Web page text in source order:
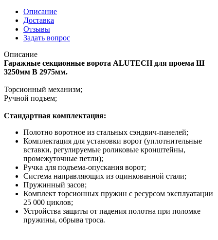
Описание
Доставка
Отзывы
Задать вопрос
Описание
Гаражные секционные ворота ALUTECH для проема Ш
3250мм В 2975мм.
Торсионный механизм;
Ручной подъем;
Стандартная комплектация:
Полотно воротное из стальных сэндвич-панелей;
Комплектация для установки ворот (уплотнительные
вставки, регулируемые роликовые кронштейны,
промежуточные петли);
Ручка для подъема-опускания ворот;
Система направляющих из оцинкованной стали;
Пружинный засов;
Комплект торсионных пружин с ресурсом эксплуатации
25 000 циклов;
Устройства защиты от падения полотна при поломке
пружины, обрыва троса.